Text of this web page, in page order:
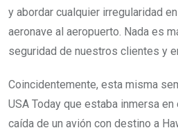
y abordar cualquier irregularidad
aeronave al aeropuerto. Nada es
seguridad de nuestros clientes y
Coincidentemente, esta misma
USA Today que estaba inmersa
caída de un avión con destino a